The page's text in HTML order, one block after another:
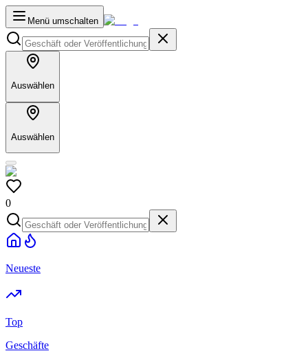
Menü umschalten
Auswählen
Auswählen
0
Neueste
Top
Geschäfte